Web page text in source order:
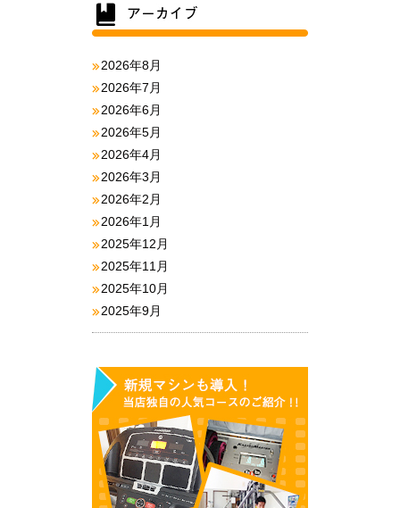
2026年8月
2026年7月
2026年6月
2026年5月
2026年4月
2026年3月
2026年2月
2026年1月
2025年12月
2025年11月
2025年10月
2025年9月